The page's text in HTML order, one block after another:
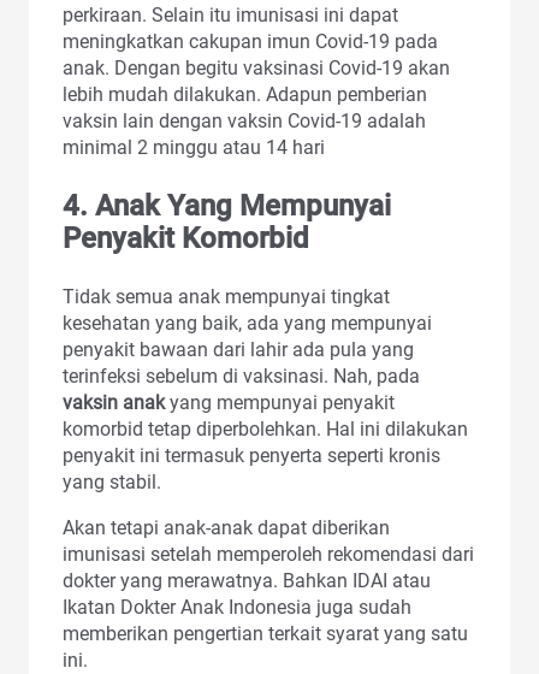
perkiraan. Selain itu imunisasi ini dapat
meningkatkan cakupan imun Covid-19 pada
anak. Dengan begitu vaksinasi Covid-19 akan
lebih mudah dilakukan. Adapun pemberian
vaksin lain dengan vaksin Covid-19 adalah
minimal 2 minggu atau 14 hari
4. Anak Yang Mempunyai
Penyakit Komorbid
Tidak semua anak mempunyai tingkat
kesehatan yang baik, ada yang mempunyai
penyakit bawaan dari lahir ada pula yang
terinfeksi sebelum di vaksinasi. Nah, pada
vaksin anakyang mempunyai penyakit
komorbid tetap diperbolehkan. Hal ini dilakukan
penyakit ini termasuk penyerta seperti kronis
yang stabil.
Akan tetapi anak-anak dapat diberikan
imunisasi setelah memperoleh rekomendasi dari
dokter yang merawatnya. Bahkan IDAI atau
Ikatan Dokter Anak Indonesia juga sudah
memberikan pengertian terkait syarat yang satu
ini.